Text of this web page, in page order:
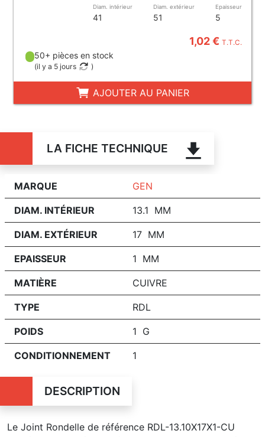
Diam. intérieur
41
Diam. extérieur
51
Epaisseur
5
1,02 €T.T.C.
50+ pièces en stock
(il y a 5 jours )
AJOUTER AU PANIER
LA FICHE TECHNIQUE
MARQUE GEN
DIAM. INTÉRIEUR 13.1 MM
DIAM. EXTÉRIEUR 17 MM
EPAISSEUR 1 MM
MATIÈRE CUIVRE
TYPE RDL
POIDS 1 G
CONDITIONNEMENT 1
DESCRIPTION
Le Joint Rondelle de référence RDL-13.10X17X1-CU